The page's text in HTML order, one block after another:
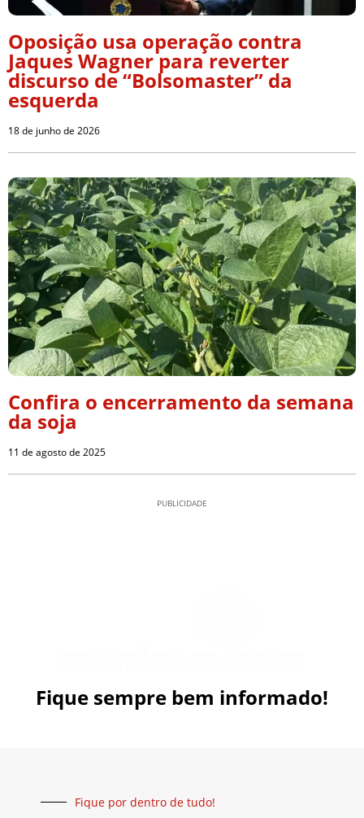
Oposição usa operação contra
Jaques Wagner para reverter
discurso de “Bolsomaster” da
esquerda
18 de junho de 2026
Confira o encerramento da semana
da soja
11 de agosto de 2025
PUBLICIDADE
Fique sempre bem informado!
Fique por dentro de tudo!